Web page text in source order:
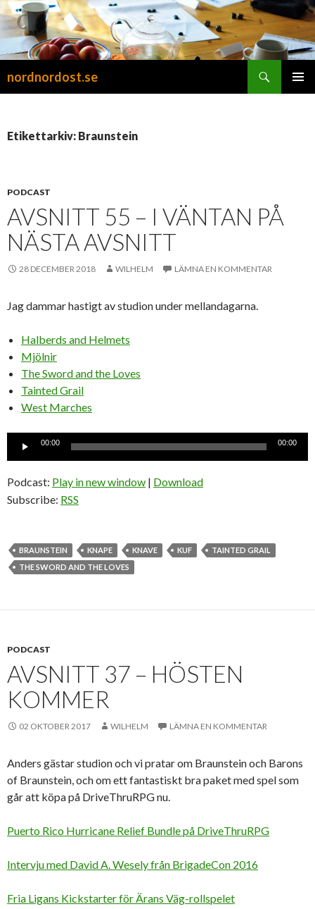
nordnordost.se
Etikettarkiv: Braunstein
PODCAST
AVSNITT 55 – I VÄNTAN PÅ
NÄSTA AVSNITT
28 DECEMBER 2018 WILHELM LÄMNA EN KOMMENTAR
Jag dammar hastigt av studion under mellandagarna.
Halberds and Helmets
Mjölnir
The Sword and the Loves
Tainted Grail
West Marches
Ljudspelare
00:00 00:00
Podcast: Play in new window | Download
Subscribe: RSS
BRAUNSTEIN KNAPE KNAVE KUF
TAINTED GRAIL
THE SWORD AND THE LOVES
PODCAST
AVSNITT 37 – HÖSTEN
KOMMER
02 OKTOBER 2017 WILHELM LÄMNA EN KOMMENTAR
Anders gästar studion och vi pratar om Braunstein och Barons
of Braunstein, och om ett fantastiskt bra paket med spel som
går att köpa på DriveThruRPG nu.
Puerto Rico Hurricane Relief Bundle på DriveThruRPG
Intervju med David A. Wesely från BrigadeCon 2016
Fria Ligans Kickstarter för Ärans Väg-rollspelet